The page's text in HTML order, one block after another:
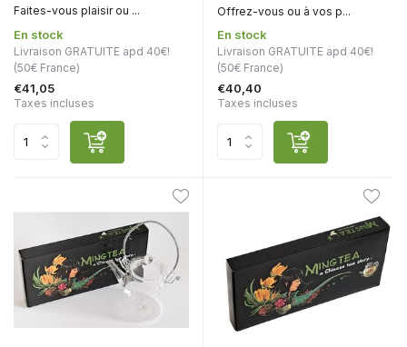
Faites-vous plaisir ou ...
En stock
Livraison GRATUITE apd 40€!
(50€ France)
€41,05
Taxes incluses
Offrez-vous ou à vos p...
En stock
Livraison GRATUITE apd 40€!
(50€ France)
€40,40
Taxes incluses